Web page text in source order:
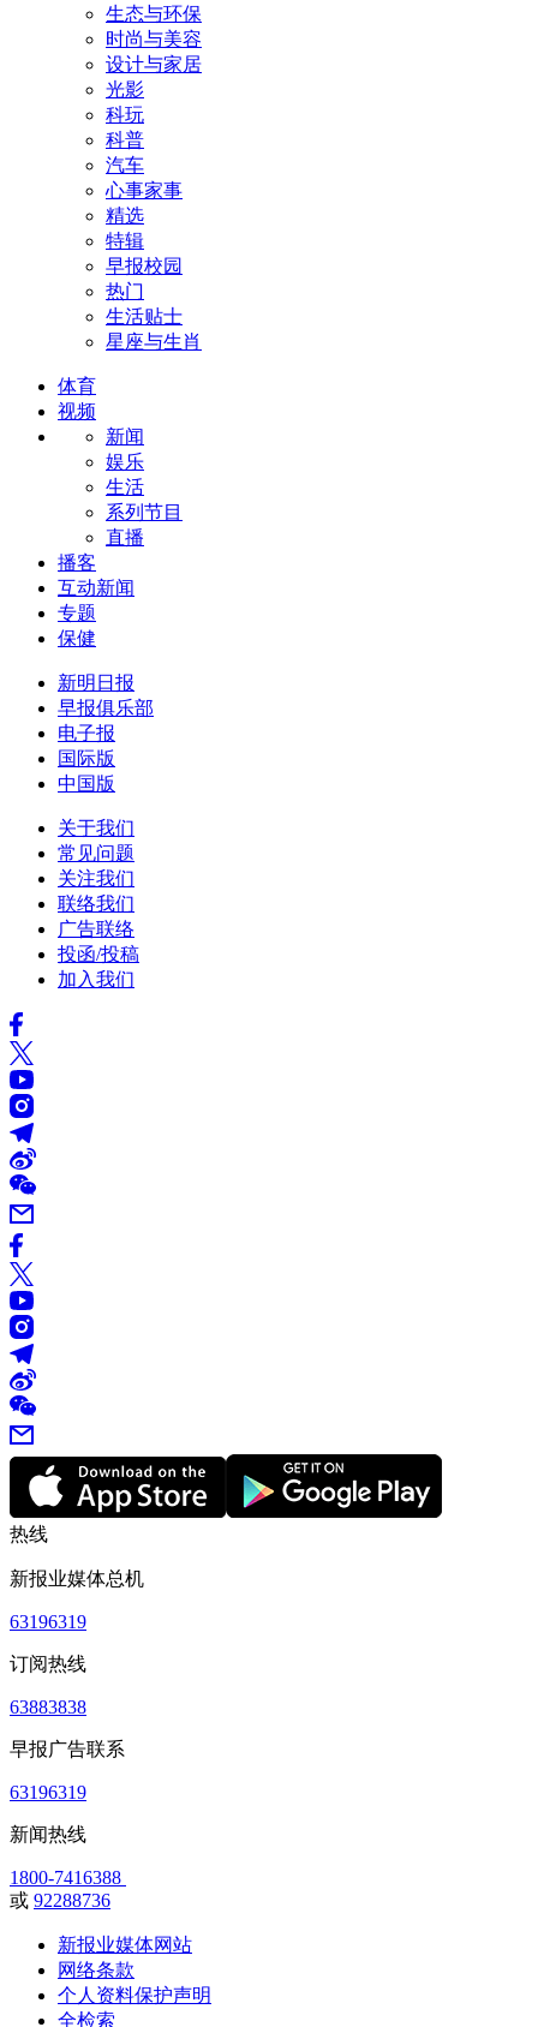
生态与环保
时尚与美容
设计与家居
光影
科玩
科普
汽车
心事家事
精选
特辑
早报校园
热门
生活贴士
星座与生肖
体育
视频
新闻
娱乐
生活
系列节目
直播
播客
互动新闻
专题
保健
新明日报
早报俱乐部
电子报
国际版
中国版
关于我们
常见问题
关注我们
联络我们
广告联络
投函/投稿
加入我们
热线
新报业媒体总机
63196319
订阅热线
63883838
早报广告联系
63196319
新闻热线
1800-7416388
或 92288736
新报业媒体网站
网络条款
个人资料保护声明
全检索